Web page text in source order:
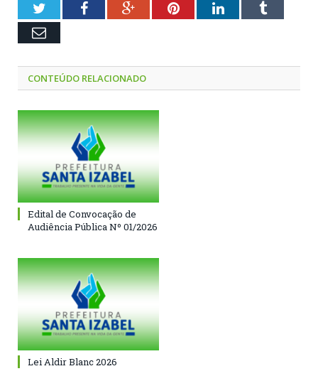
TwitterFacebookGoogle+PinterestLinkedInTumblr
Email
CONTEÚDO RELACIONADO
Edital de Convocação de
Audiência Pública Nº 01/2026
Lei Aldir Blanc 2026